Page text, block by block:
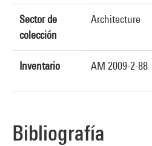
Sector de
colección
Architecture
Inventario AM 2009-2-88
Bibliografía